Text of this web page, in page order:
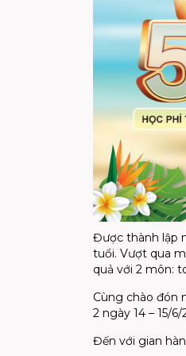
Được thành lập
tuổi. Vượt qua
quả với 2 môn:
Cùng chào đón
2 ngày 14 – 15/6/
Đến với gian